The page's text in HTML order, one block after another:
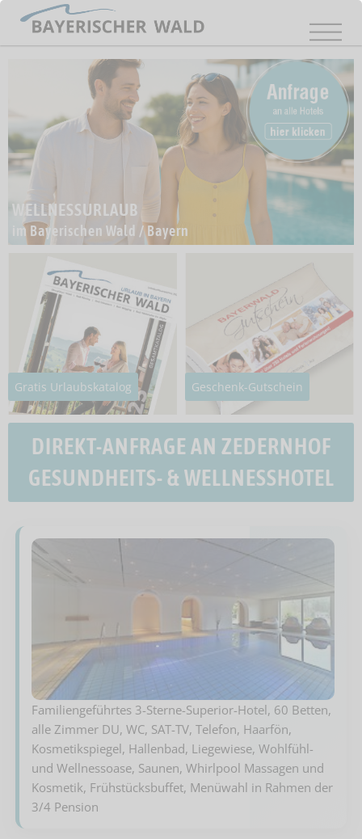
WELLNESSURLAUB
im Bayerischen Wald / Bayern
Gratis Urlaubskatalog Geschenk-Gutschein
DIREKT-ANFRAGE AN ZEDERNHOF
GESUNDHEITS- & WELLNESSHOTEL
Familiengeführtes 3-Sterne-Superior-Hotel, 60 Betten,
alle Zimmer DU, WC, SAT-TV, Telefon, Haarfön,
Kosmetikspiegel, Hallenbad, Liegewiese, Wohlfühl-
und Wellnessoase, Saunen, Whirlpool Massagen und
Kosmetik, Frühstücksbuffet, Menüwahl in Rahmen der
3/4 Pension